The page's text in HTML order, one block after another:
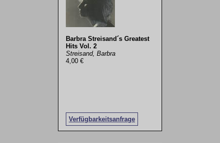
Barbra Streisand´s Greatest
Hits Vol. 2
Streisand, Barbra
4,00 €
Verfügbarkeitsanfrage